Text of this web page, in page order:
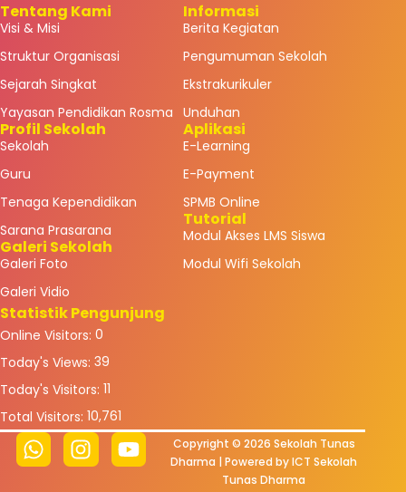
Tentang Kami
Visi & Misi
Struktur Organisasi
Sejarah Singkat
Yayasan Pendidikan Rosma
Profil Sekolah
Sekolah
Guru
Tenaga Kependidikan
Sarana Prasarana
Galeri Sekolah
Galeri Foto
Galeri Vidio
Informasi
Berita Kegiatan
Pengumuman Sekolah
Ekstrakurikuler
Unduhan
Aplikasi
E-Learning
E-Payment
SPMB Online
Tutorial
Modul Akses LMS Siswa
Modul Wifi Sekolah
Statistik Pengunjung
Online Visitors: 0
Today's Views: 39
Today's Visitors: 11
Total Visitors: 10,761
Copyright © 2026 Sekolah Tunas
Dharma | Powered by ICT Sekolah
Tunas Dharma